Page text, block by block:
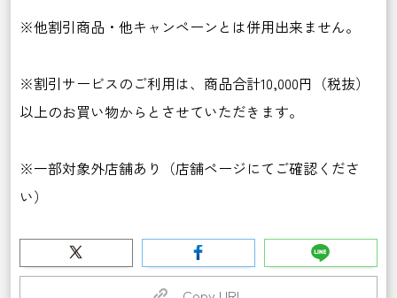
※他割引商品・他キャンペーンとは併用出来ません。
※割引サービスのご利用は、商品合計10,000円（税抜）
以上のお買い物からとさせていただきます。
※一部対象外店舗あり（店舗ページにてご確認くださ
い）